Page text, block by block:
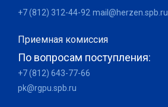
+7 (812) 312-44-92 mail@herzen.spb.ru
Приемная комиссия
По вопросам поступления:
+7 (812) 643-77-66
pk@rgpu.spb.ru